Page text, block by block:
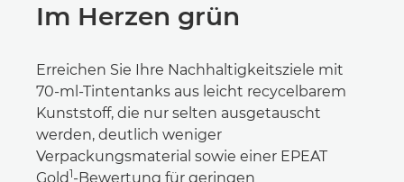
Im Herzen grün
Erreichen Sie Ihre Nachhaltigkeitsziele mit
70-ml-Tintentanks aus leicht recycelbarem
Kunststoff, die nur selten ausgetauscht
werden, deutlich weniger
Verpackungsmaterial sowie einer EPEAT
Gold1-Bewertung für geringen